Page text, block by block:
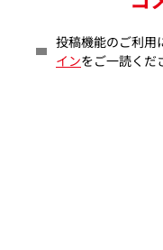
投稿機能のご利用
インをご一読くだ